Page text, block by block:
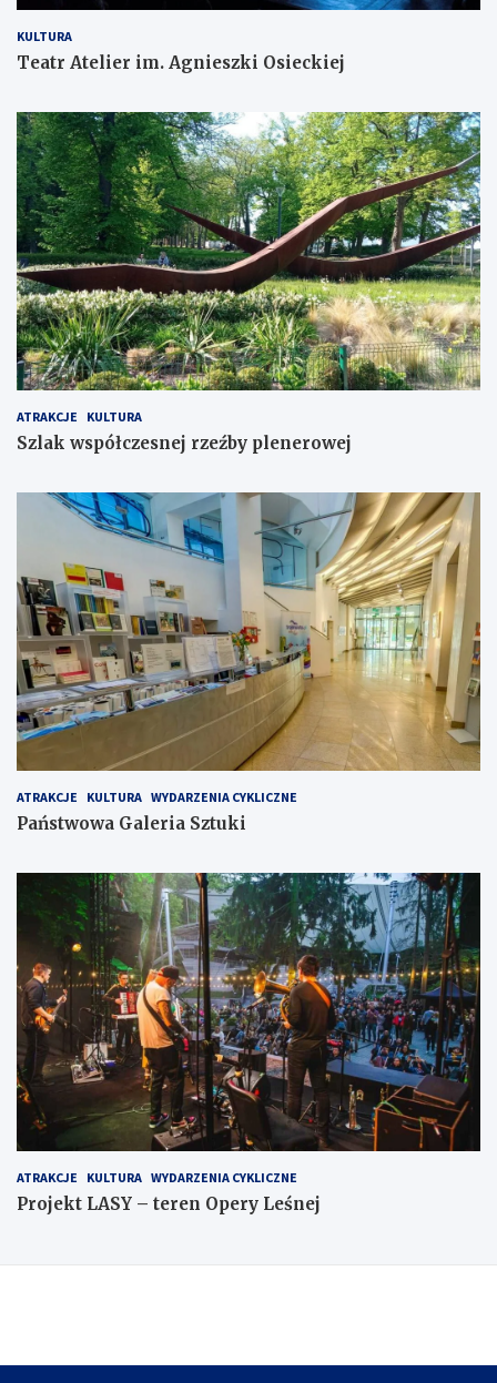
KULTURA
Teatr Atelier im. Agnieszki Osieckiej
ATRAKCJE KULTURA
Szlak współczesnej rzeźby plenerowej
ATRAKCJE KULTURA WYDARZENIA CYKLICZNE
Państwowa Galeria Sztuki
ATRAKCJE KULTURA WYDARZENIA CYKLICZNE
Projekt LASY – teren Opery Leśnej